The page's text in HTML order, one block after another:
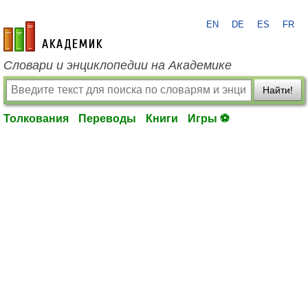
academic.ru
EN DE ES FR
Словари и энциклопедии на Академике
Найти!
Толкования Переводы Книги Игры ⚽